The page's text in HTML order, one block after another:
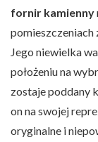
fornir kamienny
pomieszczeniach
Jego niewielka
położeniu na
zostaje poddany
on na swojej
oryginalne i